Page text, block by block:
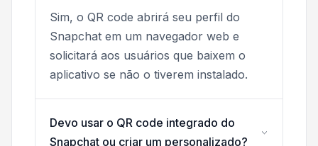
Sim, o QR code abrirá seu perfil do
Snapchat em um navegador web e
solicitará aos usuários que baixem o
aplicativo se não o tiverem instalado.
Devo usar o QR code integrado do
Snapchat ou criar um personalizado?